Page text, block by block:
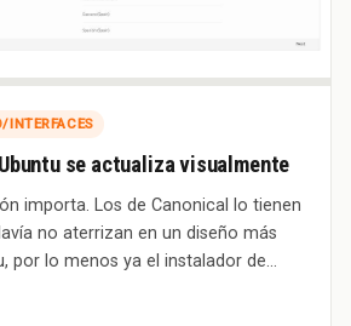
INTERFACES
se actualiza visualmente
importa. Los de Canonical lo tienen
no aterrizan en un diseño más
por lo menos ya el instalador de